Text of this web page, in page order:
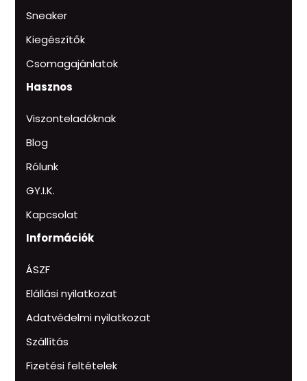
Sneaker
Kiegészítők
Csomagajánlatok
Hasznos
Viszonteladóknak
Blog
Rólunk
GY.I.K.
Kapcsolat
Információk
ÁSZF
Elállási nyilatkozat
Adatvédelmi nyilatkozat
Szállítás
Fizetési feltételek